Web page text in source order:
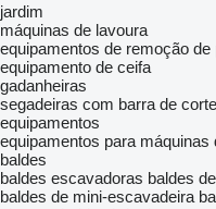
jardim
máquinas de lavoura
equipamentos de remoção de
equipamento de ceifa
gadanheiras
segadeiras com barra de corte
equipamentos
equipamentos para máquinas
baldes
baldes escavadoras baldes
baldes de mini-escavadeira